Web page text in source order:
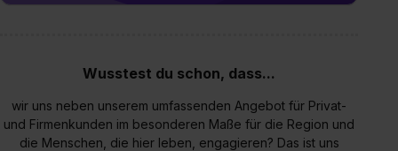
Wusstest du schon, dass...
wir uns neben unserem umfassenden Angebot für Privat-
und Firmenkunden im besonderen Maße für die Region und
die Menschen, die hier leben, engagieren? Das ist uns